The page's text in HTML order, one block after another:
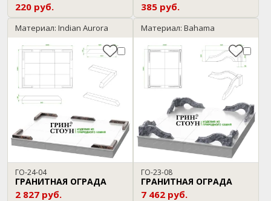
220 руб. 385 руб.
Материал: Indian Aurora
ГО-24-04
ГРАНИТНАЯ ОГРАДА
2 827 руб.
Материал: Bahama
ГО-23-08
ГРАНИТНАЯ ОГРАДА
7 462 руб.